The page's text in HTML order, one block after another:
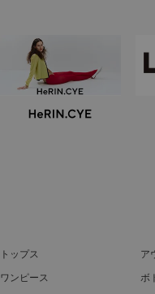
トップス
ア
ワンピース
ボ